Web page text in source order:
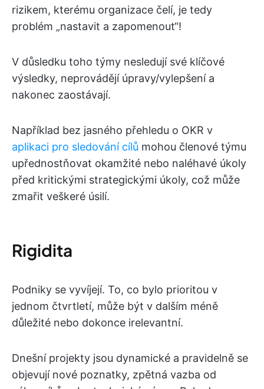
rizikem, kterému organizace čelí, je tedy
problém „nastavit a zapomenout“!
V důsledku toho týmy nesledují své klíčové
výsledky, neprovádějí úpravy/vylepšení a
nakonec zaostávají.
Například bez jasného přehledu o OKR v
aplikaci pro sledování cílů mohou členové týmu
upřednostňovat okamžité nebo naléhavé úkoly
před kritickými strategickými úkoly, což může
zmařit veškeré úsilí.
Rigidita
Podniky se vyvíjejí. To, co bylo prioritou v
jednom čtvrtletí, může být v dalším méně
důležité nebo dokonce irelevantní.
Dnešní projekty jsou dynamické a pravidelně se
objevují nové poznatky, zpětná vazba od